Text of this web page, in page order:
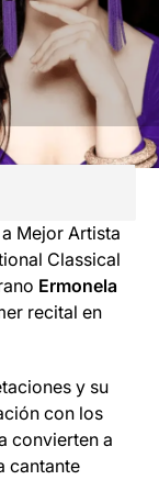
Mejor Artista
Classical
Ermonela
recital en
y su
con los
convierten a
cantante